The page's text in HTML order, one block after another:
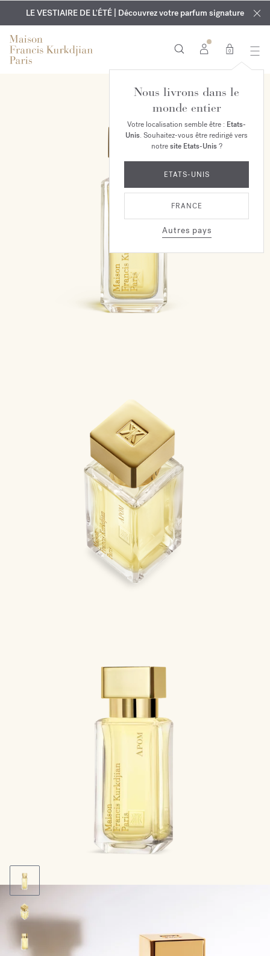
EXCLUSIF | Découvrez le nouveau parfum OUD
velvet mood
dans votre commande*
GRAVURE OFFERTE | Sur tous les parfums et huiles pour le
corps jusqu'au 9 août
LE VESTIAIRE DE L'ÉTÉ | Découvrez votre parfum signature
0
Nous livrons dans le
monde entier
Votre localisation semble être : Etats-
Unis. Souhaitez-vous être redirigé vers
notresite Etats-Unis?
ETATS-UNIS
FRANCE
Autres pays